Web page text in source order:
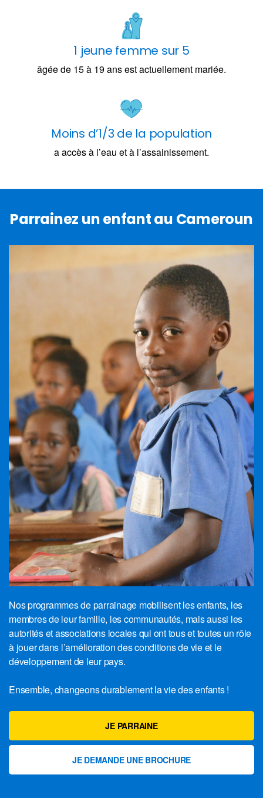
1 jeune femme sur 5
âgée de 15 à 19 ans est actuellement mariée.
Moins d’1/3 de la population
a accès à l’eau et à l’assainissement.
Parrainez un enfant au Cameroun
Nos programmes de parrainage mobilisent les enfants, les
membres de leur famille, les communautés, mais aussi les
autorités et associations locales qui ont tous et toutes un rôle
à jouer dans l’amélioration des conditions de vie et le
développement de leur pays.
Ensemble, changeons durablement la vie des enfants !
JE PARRAINE
JE DEMANDE UNE BROCHURE